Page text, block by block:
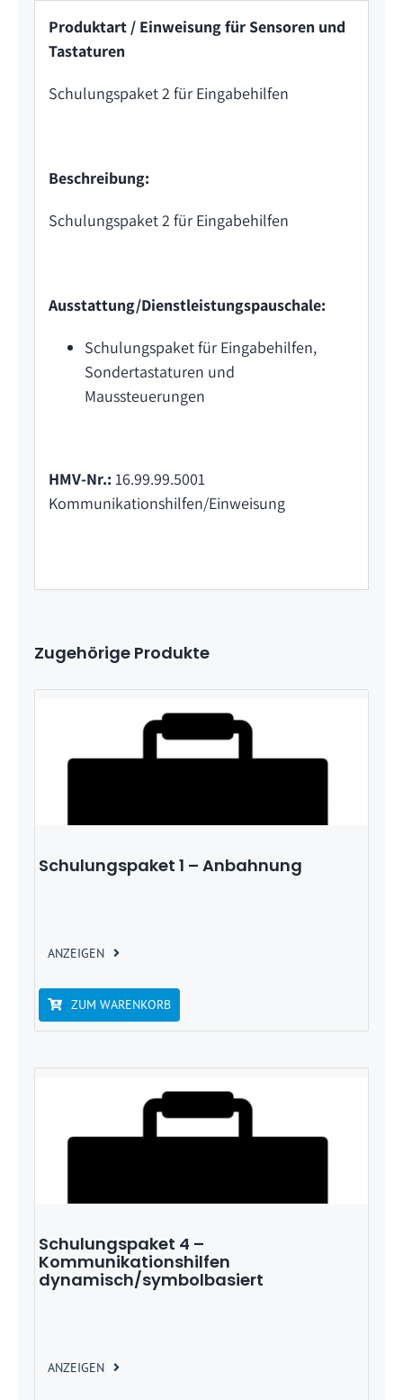
Produktart / Einweisung für Sensoren und
Tastaturen
Schulungspaket 2 für Eingabehilfen
Beschreibung:
Schulungspaket 2 für Eingabehilfen
Ausstattung/Dienstleistungspauschale:
Schulungspaket für Eingabehilfen,
Sondertastaturen und
Maussteuerungen
HMV-Nr.: 16.99.99.5001
Kommunikationshilfen/Einweisung
Zugehörige Produkte
Schulungspaket 1 – Anbahnung
ANZEIGEN
ZUM WARENKORB
Schulungspaket 4 –
Kommunikationshilfen
dynamisch/symbolbasiert
ANZEIGEN